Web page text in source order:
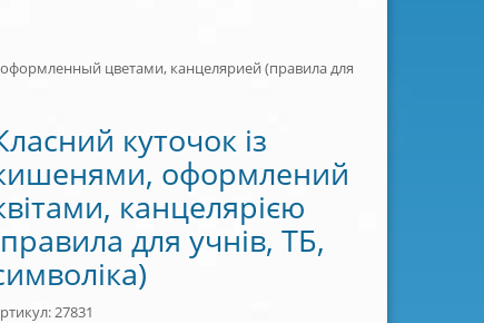
цветами, канцелярией (правила для
куточок із
оформлений
канцелярією
для учнів, ТБ,
27831